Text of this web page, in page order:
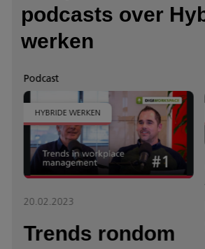
podcasts over
werken
Podcast
HYBRIDE WERKEN
20.02.2023
Trends rondom